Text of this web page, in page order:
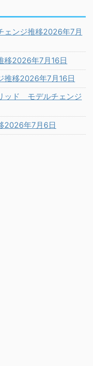
ェンジ推移2026年7月
移2026年7月16日
推移2026年7月16日
ッド モデルチェンジ
2026年7月6日